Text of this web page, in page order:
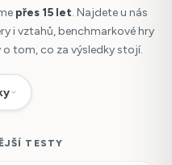
přes 15 let. Najdete u nás
i vztahů, benchmarkové hry
tom, co za výsledky stojí.
TESTY